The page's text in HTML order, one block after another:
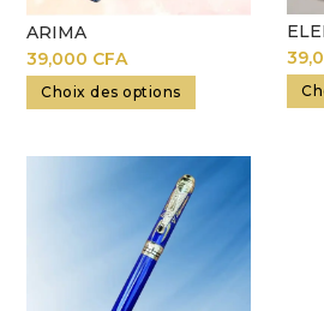
ARIMA
39,000 CFA
Choix des options